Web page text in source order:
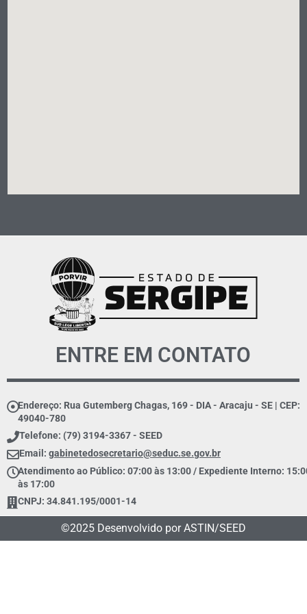
ENTRE EM CONTATO
Endereço: Rua Gutemberg Chagas, 169 - DIA - Aracaju - SE | CEP:
49040-780
Telefone: (79) 3194-3367 - SEED
Email: gabinetedosecretario@seduc.se.gov.br
Atendimento ao Público: 07:00 às 13:00 / Expediente Interno:
às 17:00
CNPJ: 34.841.195/0001-14
©2025 Desenvolvido por ASTIN/SEED